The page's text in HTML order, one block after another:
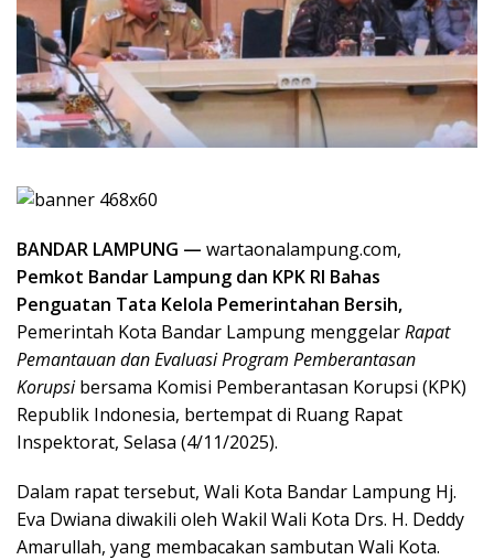
BANDAR LAMPUNG — wartaonalampung.com,
Pemkot Bandar Lampung dan KPK RI Bahas
Penguatan Tata Kelola Pemerintahan Bersih,
Pemerintah Kota Bandar Lampung menggelarRapat
Pemantauan dan Evaluasi Program Pemberantasan
Korupsibersama Komisi Pemberantasan Korupsi (KPK)
Republik Indonesia, bertempat di Ruang Rapat
Inspektorat, Selasa (4/11/2025).
Dalam rapat tersebut, Wali Kota Bandar Lampung Hj.
Eva Dwiana diwakili oleh Wakil Wali Kota Drs. H. Deddy
Amarullah, yang membacakan sambutan Wali Kota.